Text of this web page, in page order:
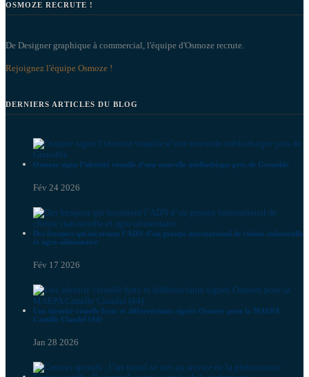
OSMOZE RECRUTE !
De Designer graphique à commercial, l'équipe d'Osmoze recrute.
Rejoignez l'équipe Osmoze !
DERNIERS ARTICLES DU BLOG
Osmoze signe l’identité visuelle d’une nouvelle médiathèque près de Grenoble
Fév 24 2026
Des fresques qui incarnent l’ADN d’un groupe international de chimie industrielle
et agro-alimentaire
Fév 17 2026
Une identité visuelle forte et différenciante signée Osmoze pour la MAEPA
Camille Claudel (44)
Jan 28 2026